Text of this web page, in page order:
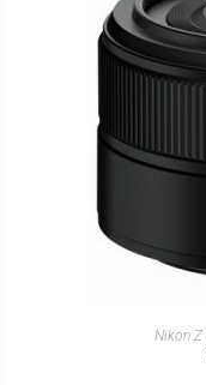
Nikon Z